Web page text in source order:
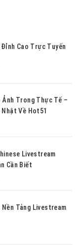
Cao Trực Tuyến
Ảnh Trong Thực Tế –
Nhật Về Hot51
Livestream
Cần Biết
Nền Tảng Livestream